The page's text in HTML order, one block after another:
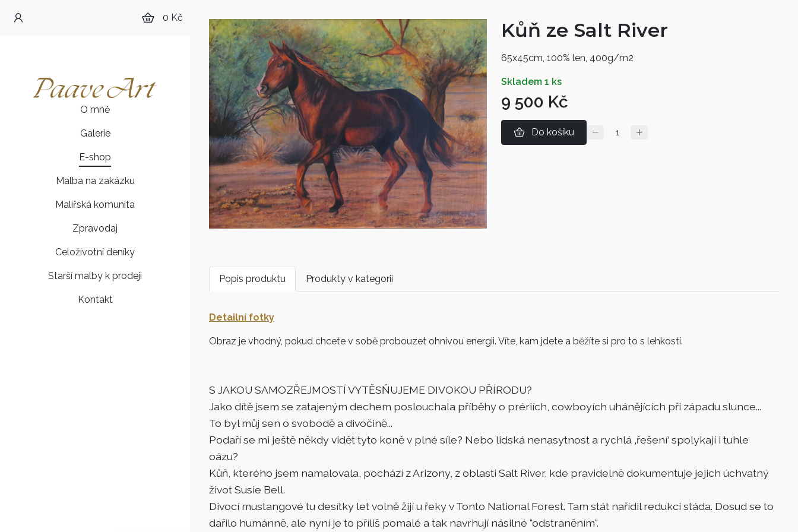
O mně
Galerie
E-shop
Malba na zakázku
Malířská komunita
Zpravodaj
Celoživotní deníky
Starší malby k prodeji
Kontakt
0 Kč
Kůň ze Salt River
65x45cm, 100% len, 400g/m2
skladem 1 ks
9 500 Kč
Do košíku
Popis produktu Produkty v kategorii
Detailní fotky
Obraz je vhodný, pokud chcete v sobě probouzet ohnivou energii. Víte, kam jdete a běžíte si pro to s lehkostí.
S JAKOU SAMOZŘEJMOSTÍ VYTĚSŇUJEME DIVOKOU PŘÍRODU?
Jako dítě jsem se zatajeným dechem poslouchala příběhy o prériích, cowboyích uhánějících při západu slunce...
To byl můj sen o svobodě a divočině...
Podaří se mi ještě někdy vidět tyto koně v plné síle? Nebo lidská nenasytnost a rychlá ‚řešení‘ spolykají i tuhle
oázu?
Kůň, kterého jsem namalovala, pochází z Arizony, z oblasti Salt River, kde pravidelně dokumentuje jejich úchvatný
život Susie Bell.
Divocí mustangové tu desítky let volně žijí u řeky v Tonto National Forest. Tam stát nařídil redukci stáda. Dosud se to
dařilo humánně, ale nyní je to příliš pomalé a tak navrhují násilné "odstraněním".